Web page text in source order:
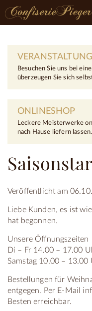
Besuchen Sie uns bei
überzeugen Sie sich
ONLINESHOP
Leckere Meisterwerke
nach Hause liefern lassen.
Veröffentlicht am
Liebe Kunden, es ist
hat begonnen.
Unsere Öffnungszeiten
Di – Fr 14.00 – 17.00
Samstag 10.00 – 13.00
Bestellungen für
entgegen. Per E-Mail
Besten erreichbar.